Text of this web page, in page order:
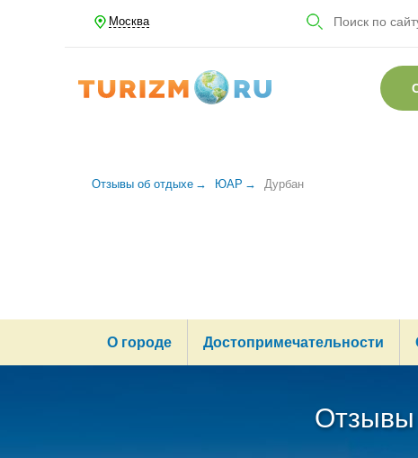
Москва
Отзывы об отдыхе ЮАР Дурбан
О городе Достопримечательности
Отзывы